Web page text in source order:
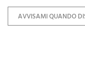
AVVISAMI QUANDO